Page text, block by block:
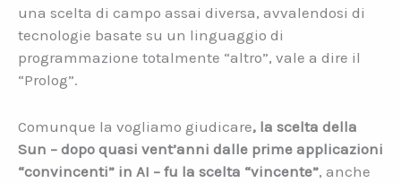
una scelta di campo assai diversa, avvalendosi di
tecnologie basate su un linguaggio di
programmazione totalmente “altro”, vale a dire il
“Prolog”.
Comunque la vogliamo giudicare, la scelta della
Sun – dopo quasi vent’anni dalle prime applicazioni
“convincenti” in AI – fu la scelta “vincente”, anche